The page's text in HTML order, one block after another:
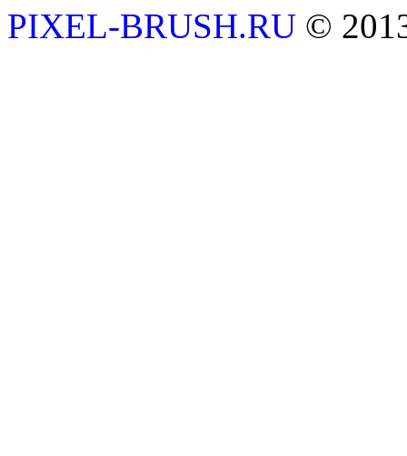
PIXEL-BRUSH.RU ©